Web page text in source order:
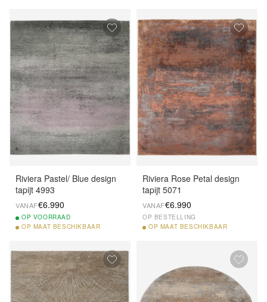
Riviera Pastel/ Blue design
tapijt 4993
VANAF€6.990
OP VOORRAAD
OP MAAT BESCHIKBAAR
Riviera Rose Petal design
tapijt 5071
VANAF€6.990
OP BESTELLING
OP MAAT BESCHIKBAAR